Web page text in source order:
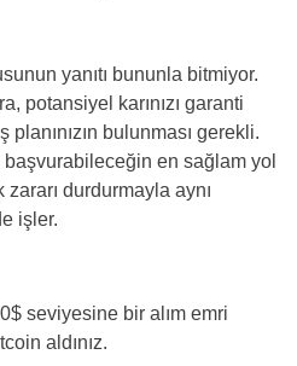
yanıtı bununla bitmiyor.
potansiyel karınızı garanti
planınızın bulunması gerekli.
en sağlam yol
zararı durdurmayla aynı
işler.
seviyesine bir alım emri
aldınız.